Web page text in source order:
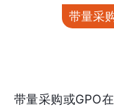
带量采
带量采购或GPO